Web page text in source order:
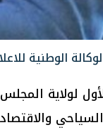
الوطنية
لولاية